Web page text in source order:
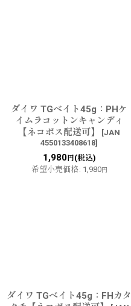
ダイワ TGベイト45g：PHケ
イムラコットンキャンディ
【ネコポス配送可】
[JAN
4550133408618]
1,980円(税込)
希望小売価格: 1,980円
ダイワ TGベイト45g：FHカタ